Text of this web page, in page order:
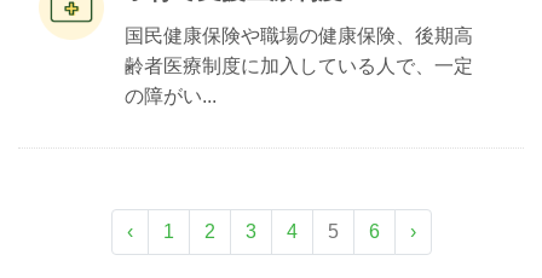
国民健康保険や職場の健康保険、後期高
齢者医療制度に加入している人で、一定
の障がい...
‹ 1 2 3 4 5 6 ›